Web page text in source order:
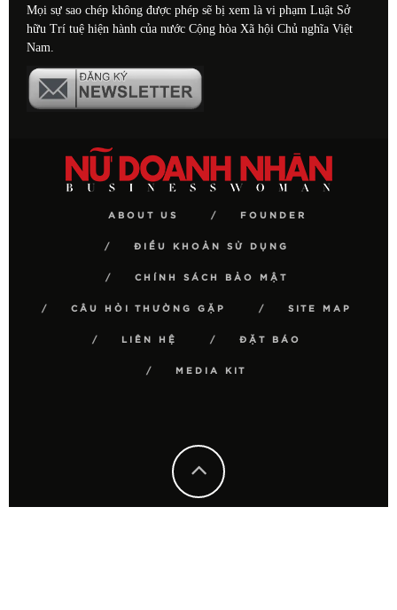
Mọi sự sao chép không được phép sẽ bị xem là vi phạm Luật Sở
hữu Trí tuệ hiện hành của nước Cộng hòa Xã hội Chủ nghĩa Việt
Nam.
ABOUT US FOUNDER
ĐIỀU KHOẢN SỬ DỤNG
CHÍNH SÁCH BẢO MẬT
CÂU HỎI THƯỜNG GẶP SITE MAP
LIÊN HỆ ĐẶT BÁO
MEDIA KIT